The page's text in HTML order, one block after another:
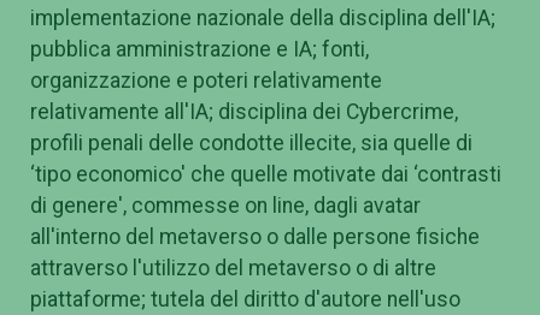
implementazione nazionale della disciplina dell'IA;
pubblica amministrazione e IA; fonti,
organizzazione e poteri relativamente
relativamente all'IA; disciplina dei Cybercrime,
profili penali delle condotte illecite, sia quelle di
‘tipo economico' che quelle motivate dai ‘contrasti
di genere', commesse on line, dagli avatar
all'interno del metaverso o dalle persone fisiche
attraverso l'utilizzo del metaverso o di altre
piattaforme; tutela del diritto d'autore nell'uso